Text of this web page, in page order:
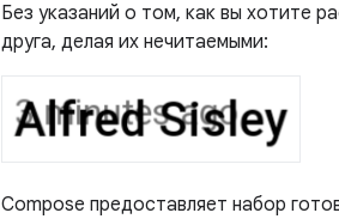
Без указаний о том, как вы хотите
друга, делая их нечитаемыми:
Compose предоставляет набор